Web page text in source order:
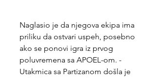
Naglasio je da njegova ekipa ima
priliku da ostvari uspeh, posebno
ako se ponovi igra iz prvog
poluvremena sa APOEL-om. -
Utakmica sa Partizanom došla je